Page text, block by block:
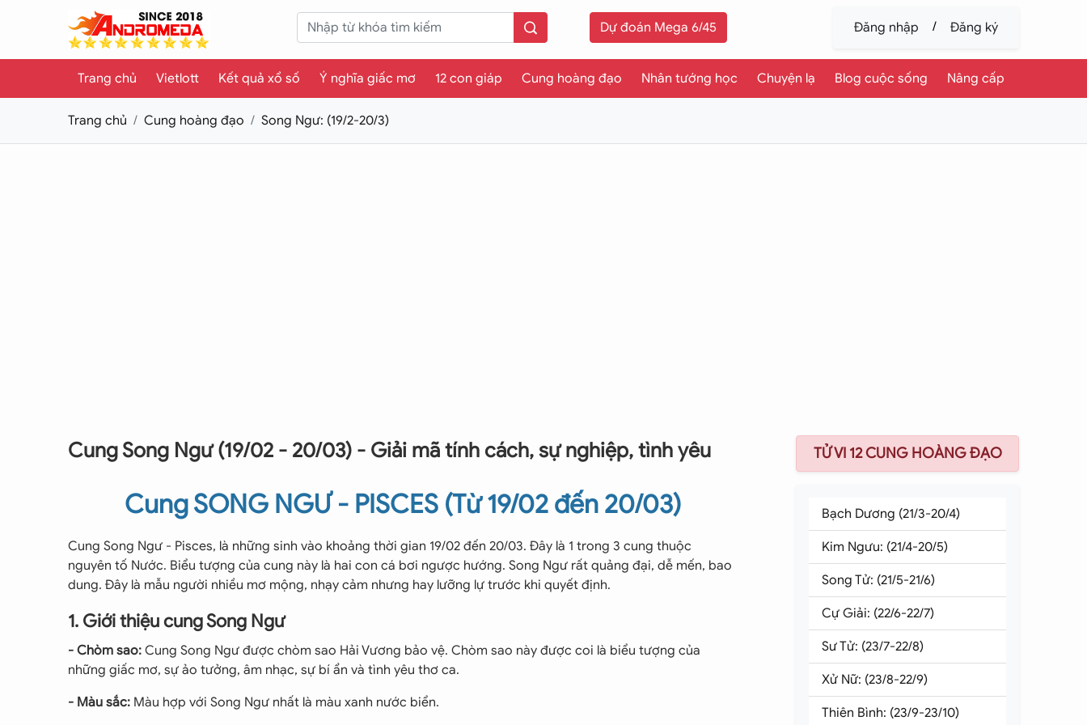
Dự đoán Mega 6/45 Đăng nhập / Đăng ký
Trang chủ Vietlott Kết quả xổ số Ý nghĩa giấc mơ 12 con giáp Cung hoàng đạo Nhân tướng học Chuyện lạ Blog cuộc sống Nâng cấp
Trang chủ Cung hoàng đạo Song Ngư: (19/2-20/3)
Cung Song Ngư (19/02 - 20/03) - Giải mã tính cách, sự nghiệp, tình yêu
Cung SONG NGƯ - PISCES (Từ 19/02 đến 20/03)
Cung Song Ngư - Pisces, là những sinh vào khoảng thời gian 19/02 đến 20/03. Đây là 1 trong 3 cung thuộc
nguyên tố Nước. Biểu tượng của cung này là hai con cá bơi ngược hướng. Song Ngư rất quảng đại, dễ mến, bao
dung. Đây là mẫu người nhiều mơ mộng, nhạy cảm nhưng hay lưỡng lự trước khi quyết định.
1. Giới thiệu cung Song Ngư
- Chòm sao: Cung Song Ngư được chòm sao Hải Vương bảo vệ. Chòm sao này được coi là biểu tượng của
những giấc mơ, sự ảo tưởng, âm nhạc, sự bí ẩn và tình yêu thơ ca.
- Màu sắc: Màu hợp với Song Ngư nhất là màu xanh nước biển.
TỬ VI 12 CUNG HOÀNG ĐẠO
Bạch Dương (21/3-20/4)
Kim Ngưu: (21/4-20/5)
Song Tử: (21/5-21/6)
Cự Giải: (22/6-22/7)
Sư Tử: (23/7-22/8)
Xử Nữ: (23/8-22/9)
Thiên Bình: (23/9-23/10)